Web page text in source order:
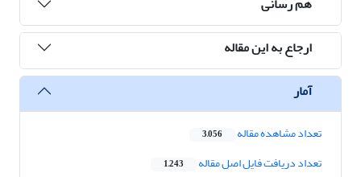
ارجاع به این مقاله
آمار
تعداد مشاهده مقاله 3,056
تعداد دریافت فایل اصل مقاله 1,243